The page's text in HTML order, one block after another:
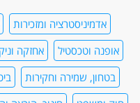
אדמיניסטרציה ומזכירות
אופנה וטכסטיל
אחזקה
בטחון, שמירה וחקירות